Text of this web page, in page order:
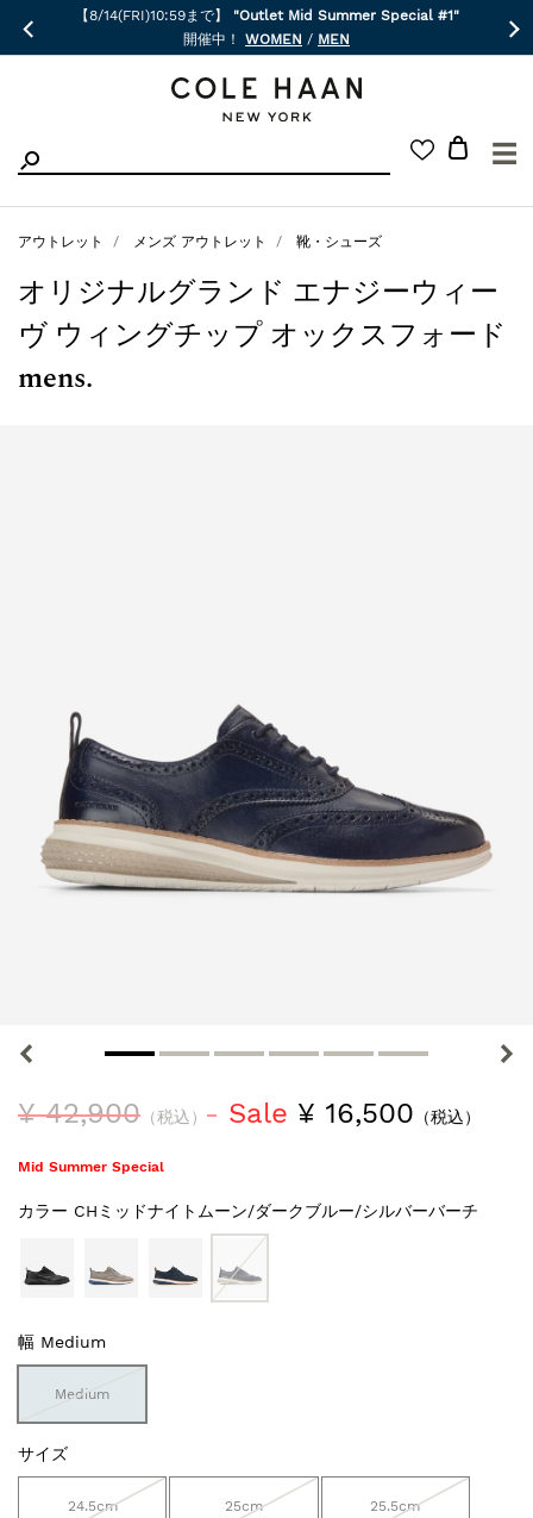
【8/14(FRI)10:59まで】
"Outlet Mid Summer Special #1"
開催中！ WOMEN / MEN
☰
アウトレット メンズ アウトレット 靴・シューズ
オリジナルグランド エナジーウィー
ヴ ウィングチップ オックスフォード
mens.
¥ 42,900 （税込） Sale ¥ 16,500 （税込）
Mid Summer Special
カラー CHミッドナイトムーン/ダークブルー/シルバーバーチ
幅 Medium
Medium
サイズ
24.5cm
25cm
25.5cm